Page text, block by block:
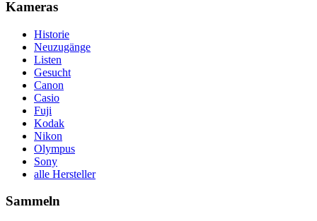
Kameras
Historie
Neuzugänge
Listen
Gesucht
Canon
Casio
Fuji
Kodak
Nikon
Olympus
Sony
alle Hersteller
Sammeln